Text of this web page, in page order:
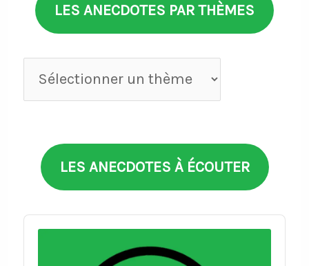
LES ANECDOTES PAR THÈMES
Anecdotes
par
LES ANECDOTES À ÉCOUTER
Audio
Player